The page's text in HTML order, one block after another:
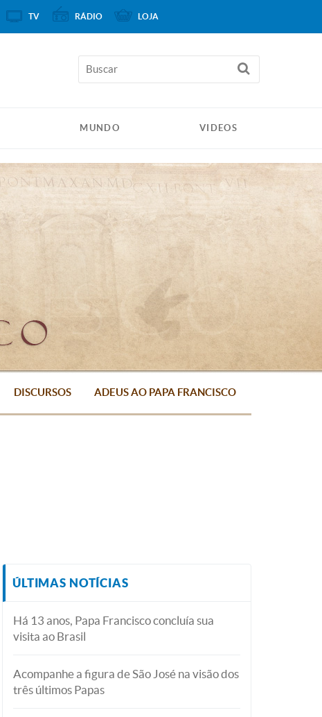
MUNDO VIDEOS
DISCURSOS ADEUS AO PAPA FRANCISCO
ÚLTIMAS NOTÍCIAS
Há 13 anos, Papa Francisco concluía sua
visita ao Brasil
Acompanhe a figura de São José na visão dos
três últimos Papas
TV RÁDIO LOJA